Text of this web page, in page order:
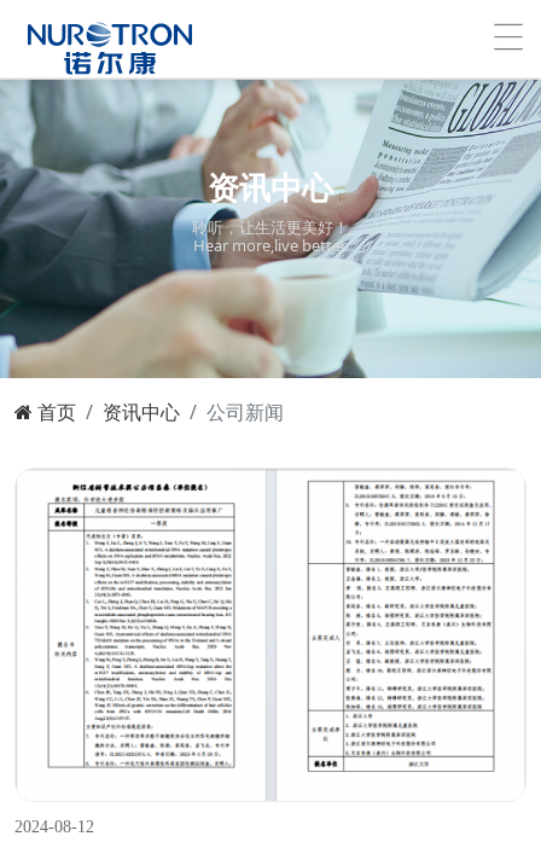
资讯中心
聆听，让生活更美好！
Hear more,live better.
首页 资讯中心 公司新闻
2024-08-12